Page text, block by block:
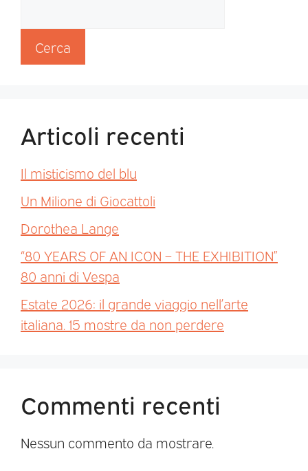
Cerca
Articoli recenti
Il misticismo del blu
Un Milione di Giocattoli
Dorothea Lange
“80 YEARS OF AN ICON – THE EXHIBITION”
80 anni di Vespa
Estate 2026: il grande viaggio nell’arte
italiana. 15 mostre da non perdere
Commenti recenti
Nessun commento da mostrare.